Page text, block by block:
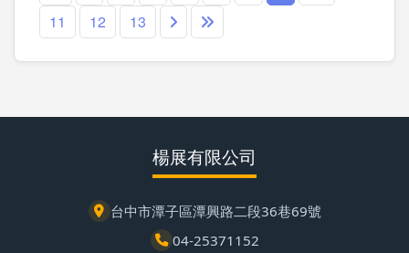
11
12 13
楊展有限公司
台中市潭子區潭興路二段36巷69號
04-25371152